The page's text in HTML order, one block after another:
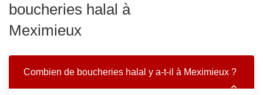
boucheries halal à
Meximieux
Combien de boucheries halal y a-t-il à Meximieux ?